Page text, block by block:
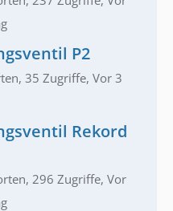
P2
35 Zugriffe, Vor 3
Rekord
296 Zugriffe, Vor